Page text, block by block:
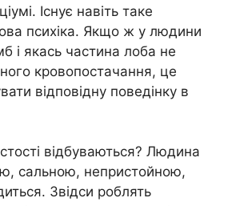
Існує навіть таке
психіка. Якщо ж у людини
і якась частина лоба не
кровопостачання, це
відповідну поведінку в
відбуваються? Людина
сальною, непристойною,
Звідси роблять